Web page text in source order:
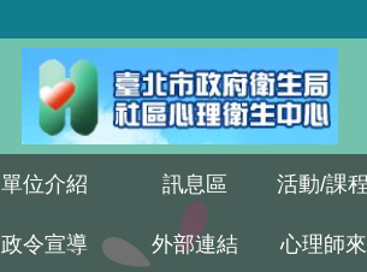
單位介紹 訊息區 活動/課
政令宣導 外部連結 心理師